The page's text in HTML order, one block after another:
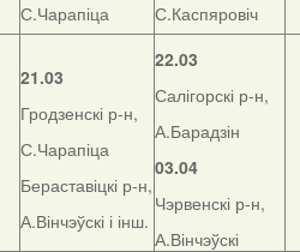
С.Чарапіца
С.Каспяровіч
21.03
Гродзенскі р-н,
С.Чарапіца
Бераставіцкі р-н,
А.Вінчэўскі і інш.
22.03
Салігорскі р-н,
А.Барадзін
03.04
Чэрвенскі р-н,
А.Вінчэўскі